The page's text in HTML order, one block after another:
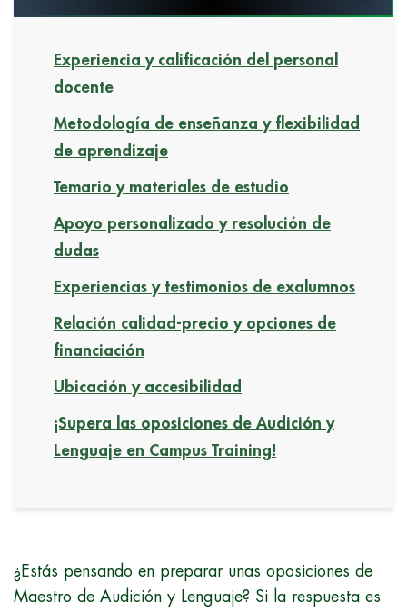
Experiencia y calificación del personal
docente
Metodología de enseñanza y flexibilidad
de aprendizaje
Temario y materiales de estudio
Apoyo personalizado y resolución de
dudas
Experiencias y testimonios de exalumnos
Relación calidad-precio y opciones de
financiación
Ubicación y accesibilidad
¡Supera las oposiciones de Audición y
Lenguaje en Campus Training!
¿Estás pensando en preparar unas oposiciones de
Maestro de Audición y Lenguaje? Si la respuesta es